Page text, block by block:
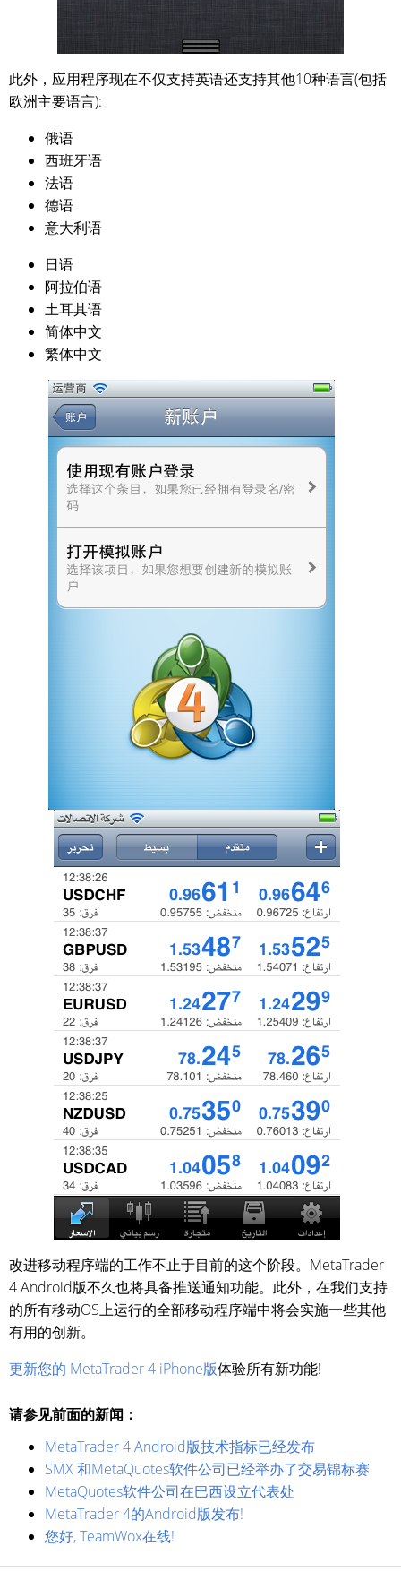
此外，应用程序现在不仅支持英语还支持其他10种语言(包括
欧洲主要语言):
俄语
西班牙语
法语
德语
意大利语
日语
阿拉伯语
土耳其语
简体中文
繁体中文
改进移动程序端的工作不止于目前的这个阶段。MetaTrader
4 Android版不久也将具备推送通知功能。此外，在我们支持
的所有移动OS上运行的全部移动程序端中将会实施一些其他
有用的创新。
更新您的 MetaTrader 4 iPhone版体验所有新功能!
请参见前面的新闻：
MetaTrader 4 Android版技术指标已经发布
SMX 和MetaQuotes软件公司已经举办了交易锦标赛
MetaQuotes软件公司在巴西设立代表处
MetaTrader 4的Android版发布!
您好, TeamWox在线!